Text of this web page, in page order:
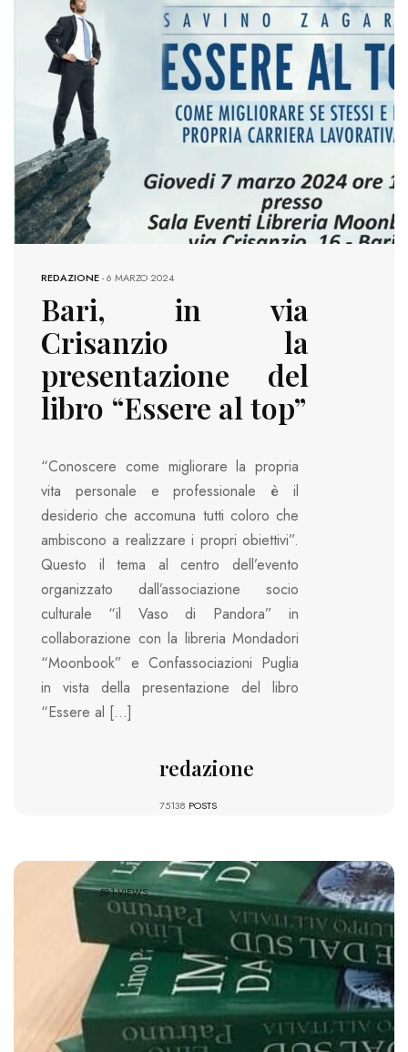
REDAZIONE-6 MARZO 2024
Bari, in via
Crisanzio la
presentazione del
libro “Essere al top”
“Conoscere come migliorare la propria
vita personale e professionale è il
desiderio che accomuna tutti coloro che
ambiscono a realizzare i propri obiettivi”.
Questo il tema al centro dell’evento
organizzato dall’associazione socio
culturale “il Vaso di Pandora” in
collaborazione con la libreria Mondadori
“Moonbook” e Confassociazioni Puglia
in vista della presentazione del libro
“Essere al […]
redazione
75138 POSTS
591 VIEWS